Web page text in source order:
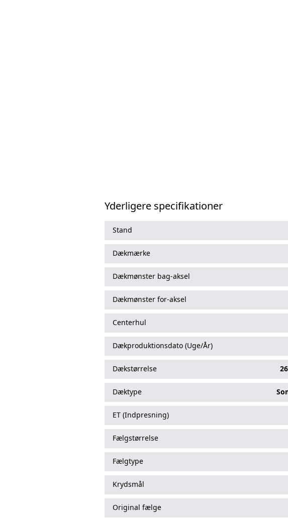
Yderligere specifikationer
Stand
Dækmærke
Dækmønster bag-aksel
Dækmønster for-aksel
Centerhul
Dækproduktionsdato (Uge/År)
Dækstørrelse
Dæktype
ET (Indpresning)
Fælgstørrelse
Fælgtype
Krydsmål
Original fælge